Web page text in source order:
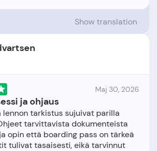
Show translation
Maj 30, 2026
ja ohjaus
lennon tarkistus sujuivat parilla
tarvittavista dokumenteista
opin että boarding pass on tärkeä
tulivat tasaisesti, eikä tarvinnut